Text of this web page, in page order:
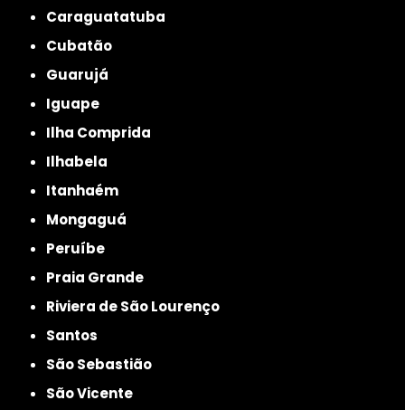
Caraguatatuba
Cubatão
Guarujá
Iguape
Ilha Comprida
Ilhabela
Itanhaém
Mongaguá
Peruíbe
Praia Grande
Riviera de São Lourenço
Santos
São Sebastião
São Vicente